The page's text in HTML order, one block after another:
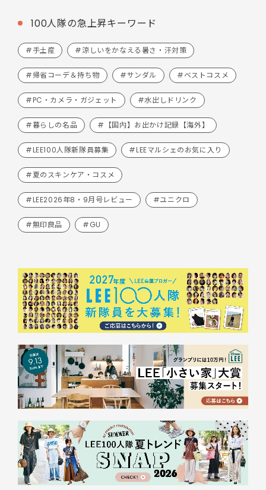
100人隊の急上昇キーワード
#手土産 #涼しいをかなえる暑さ・汗対策
#帰省コーデ＆持ち物 #サンダル #ベストコスメ
#PC・カメラ・ガジェット #水出しドリンク
#暮らしの名品 #【国内】お出かけ記録【海外】
#LEE100人隊新隊員募集 #LEEマルシェのお気に入り
#夏のスキンケア・コスメ
#LEE2026年8・9月号レビュー #ユニクロ
#無印良品 #GU